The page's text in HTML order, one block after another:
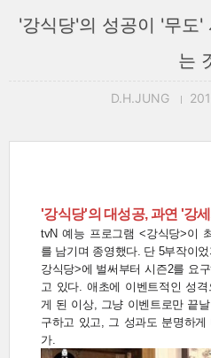
'강식당'의 성공이 '무도
는
D.H.JUNG
'강식당'의 대성공, 과연 '강
tvN 예능 프로그램 <강식당>이
를 남기며 종영했다. 단 5부작이
강식당>에 벌써부터 시즌2를 요
고 있다. 애초에 이벤트적인 성
게 된 이상, 그냥 이벤트로만 끝
구하고 있고, 그 성과도 분명하
가.